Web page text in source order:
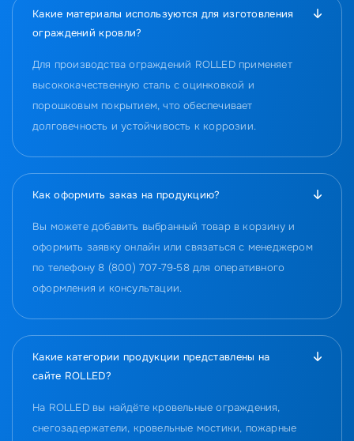
Какие материалы используются для изготовления
ограждений кровли?
Для производства ограждений ROLLED применяет
высококачественную сталь с оцинковкой и
порошковым покрытием, что обеспечивает
долговечность и устойчивость к коррозии.
Как оформить заказ на продукцию?
Вы можете добавить выбранный товар в корзину и
оформить заявку онлайн или связаться с менеджером
по телефону 8 (800) 707‑79‑58 для оперативного
оформления и консультации.
Какие категории продукции представлены на
сайте ROLLED?
На ROLLED вы найдёте кровельные ограждения,
снегозадержатели, кровельные мостики, пожарные